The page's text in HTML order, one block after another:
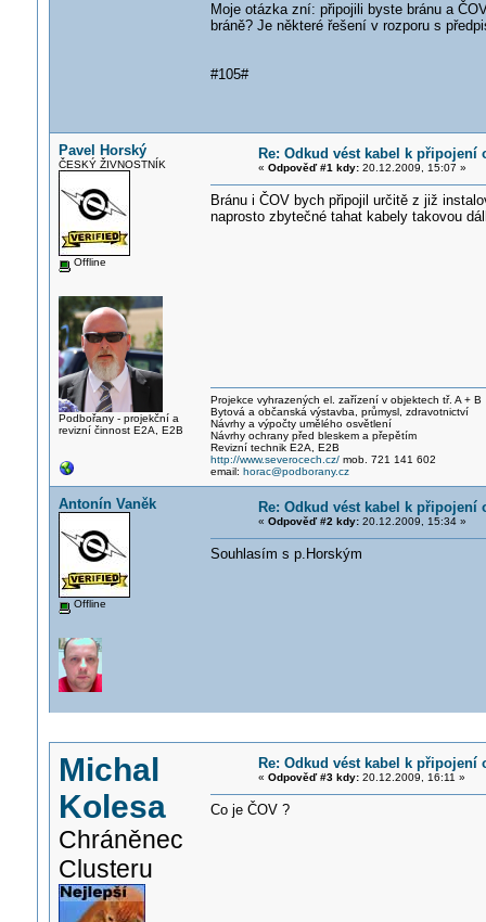
Moje otázka zní: připojili byste bránu a
bráně? Je některé řešení v rozporu s
#105#
Pavel Horský
ČESKÝ ŽIVNOSTNÍK
Offline
Podbořany - projekční a
revizní činnost E2A, E2B
Re: Odkud vést kabel k připojení
« Odpověď #1 kdy:20.12.2009, 15:07 »
Bránu i ČOV bych připojil určitě z již
naprosto zbytečné tahat kabely takovou
Projekce vyhrazených el. zařízení v objektech tř. A + B
Bytová a občanská výstavba, průmysl, zdravotnictví
Návrhy a výpočty umělého osvětlení
Návrhy ochrany před bleskem a přepětím
Revizní technik E2A, E2B
http://www.severocech.cz/mob. 721 141 602
email: horac@podborany.cz
Antonín Vaněk
Offline
Re: Odkud vést kabel k připojení
« Odpověď #2 kdy:20.12.2009, 15:34 »
Souhlasím s p.Horským
Michal
Kolesa
Chráněnec
Clusteru
Re: Odkud vést kabel k připojení
« Odpověď #3 kdy:20.12.2009, 16:11 »
Co je ČOV ?